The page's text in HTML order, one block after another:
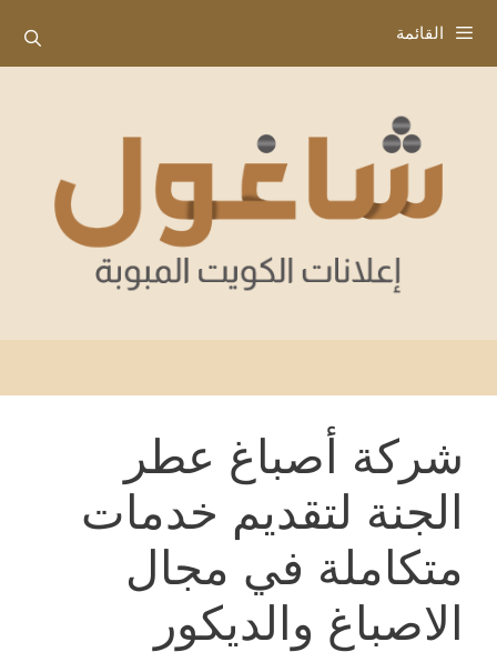
إلى
المحتوى
القائمة
شركة أصباغ عطر
الجنة لتقديم خدمات
متكاملة في مجال
الاصباغ والديكور